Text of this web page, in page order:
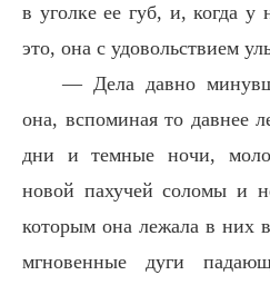
в уголке ее губ, и, когда у
это, она с удовольствием
— Дела давно
она, вспоминая то давнее
дни и темные ночи,
новой пахучей соломы и
которым она лежала в них
мгновенные дуги